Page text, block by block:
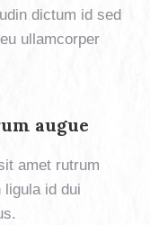
dictum id sed
ullamcorper
augue
amet rutrum
id dui